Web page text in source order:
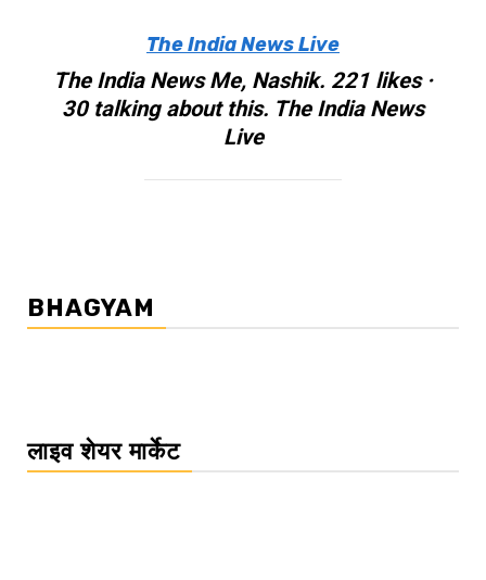
The India News Live
The India News Me, Nashik. 221 likes ·
30 talking about this. The India News
Live
BHAGYAM
लाइव शेयर मार्केट